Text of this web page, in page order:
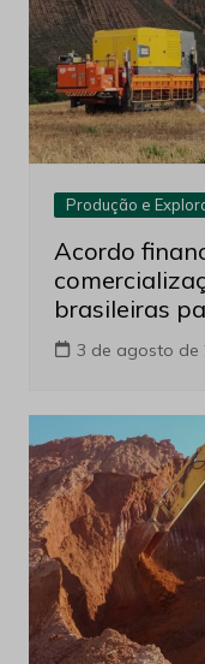
Produção e
Acordo
brasileiras
3 de agosto de